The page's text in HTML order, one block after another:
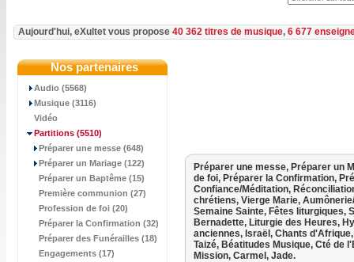
Aujourd'hui, eXultet vous propose 40 362 titres de musique, 6 677
Nos partenaires
Audio (5568)
Musique (3116)
Vidéo
Partitions (5510)
Préparer une messe (648)
Préparer un Mariage (122)
Préparer un Baptême (15)
Première communion (27)
Profession de foi (20)
Préparer la Confirmation (32)
Préparer des Funérailles (18)
Engagements (17)
Préparer une messe, Préparer un
de foi, Préparer la Confirmation,
Confiance/Méditation,
chrétiens, Vierge Marie,
Semaine Sainte, Fêtes liturgiques,
Bernadette, Liturgie des Heures,
anciennes, Israël, Chants
Taizé, Béatitudes Musique, Cté de
Mission, Carmel, Jade.